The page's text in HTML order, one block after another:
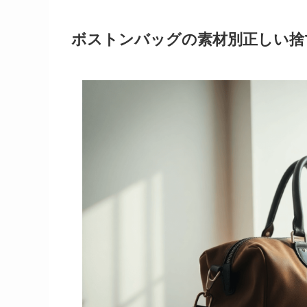
ボストンバッグの素材別正しい